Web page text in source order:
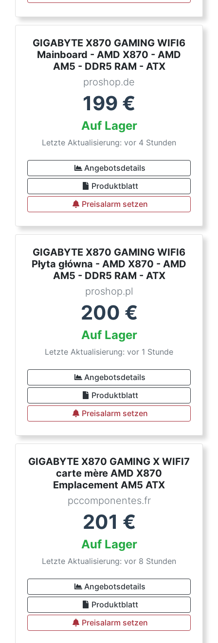
GIGABYTE X870 GAMING WIFI6
Mainboard - AMD X870 - AMD
AM5 - DDR5 RAM - ATX
proshop.de
199 €
Auf Lager
Letzte Aktualisierung: vor 4 Stunden
Angebotsdetails
Produktblatt
Preisalarm setzen
GIGABYTE X870 GAMING WIFI6
Płyta główna - AMD X870 - AMD
AM5 - DDR5 RAM - ATX
proshop.pl
200 €
Auf Lager
Letzte Aktualisierung: vor 1 Stunde
Angebotsdetails
Produktblatt
Preisalarm setzen
GIGABYTE X870 GAMING X WIFI7
carte mère AMD X870
Emplacement AM5 ATX
pccomponentes.fr
201 €
Auf Lager
Letzte Aktualisierung: vor 8 Stunden
Angebotsdetails
Produktblatt
Preisalarm setzen